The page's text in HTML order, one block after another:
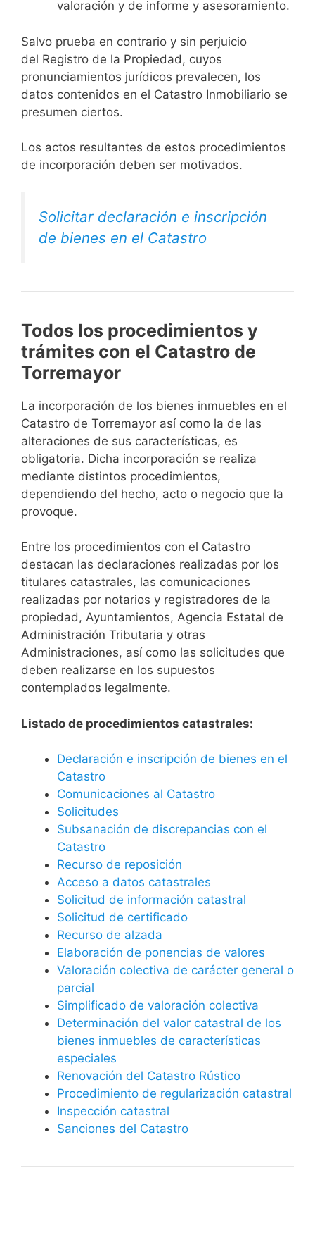
valoración y de informe y asesoramiento.
Salvo prueba en contrario y sin perjuicio
del Registro de la Propiedad, cuyos
pronunciamientos jurídicos prevalecen, los
datos contenidos en el Catastro Inmobiliario se
presumen ciertos.
Los actos resultantes de estos procedimientos
de incorporación deben ser motivados.
Solicitar declaración e inscripción
de bienes en el Catastro
Todos los procedimientos y
trámites con el Catastro de
Torremayor
La incorporación de los bienes inmuebles en el
Catastro de Torremayor así como la de las
alteraciones de sus características, es
obligatoria. Dicha incorporación se realiza
mediante distintos procedimientos,
dependiendo del hecho, acto o negocio que la
provoque.
Entre los procedimientos con el Catastro
destacan las declaraciones realizadas por los
titulares catastrales, las comunicaciones
realizadas por notarios y registradores de la
propiedad, Ayuntamientos, Agencia Estatal de
Administración Tributaria y otras
Administraciones, así como las solicitudes que
deben realizarse en los supuestos
contemplados legalmente.
Listado de procedimientos catastrales:
Declaración e inscripción de bienes en el
Catastro
Comunicaciones al Catastro
Solicitudes
Subsanación de discrepancias con el
Catastro
Recurso de reposición
Acceso a datos catastrales
Solicitud de información catastral
Solicitud de certificado
Recurso de alzada
Elaboración de ponencias de valores
Valoración colectiva de carácter general o
parcial
Simplificado de valoración colectiva
Determinación del valor catastral de los
bienes inmuebles de características
especiales
Renovación del Catastro Rústico
Procedimiento de regularización catastral
Inspección catastral
Sanciones del Catastro